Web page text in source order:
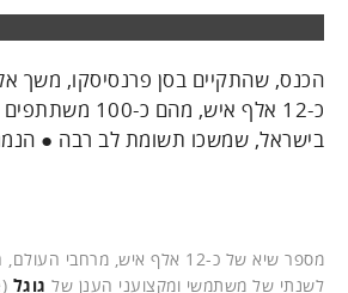
הכנס, שהתקיים בסן פרנסיסקו, משך
בישראל, שמשכו תשומת לב רבה ●
מספר שיא של כ-12 אלף איש,
לשנתי של משתמשי ומקצועני הענן של גוגל